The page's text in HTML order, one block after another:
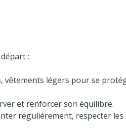
:
vêtements légers pour se
et renforcer son équilibre.
régulièrement, respecter